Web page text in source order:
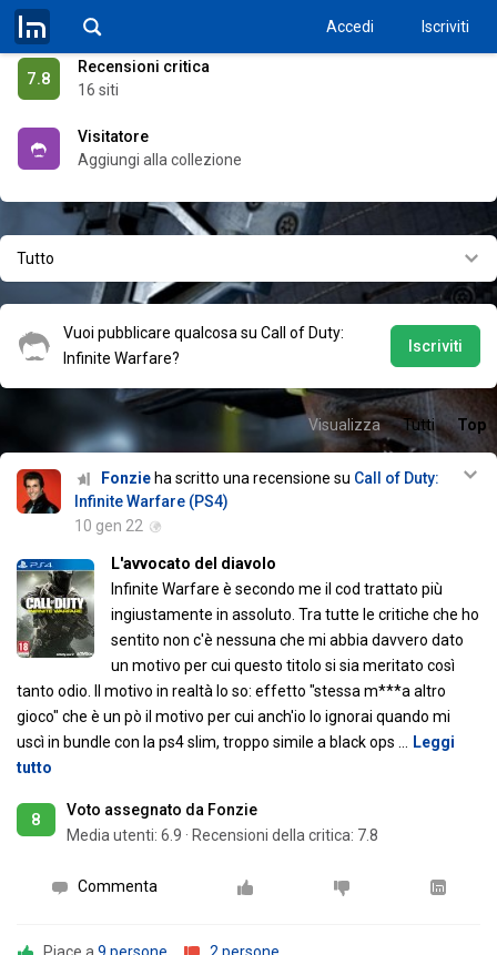
Accedi Iscriviti
6.9
27 utenti
7.8
Recensioni critica
16 siti
Visitatore
Aggiungi alla collezione
Tutto
Vuoi pubblicare qualcosa su Call of Duty:
Infinite Warfare?
Iscriviti
Visualizza Tutti Top
Fonzie ha scritto una recensione su Call of Duty:
Infinite Warfare (PS4)
10 gen 22
L'avvocato del diavolo
Infinite Warfare è secondo me il cod trattato più
ingiustamente in assoluto. Tra tutte le critiche che ho
sentito non c'è nessuna che mi abbia davvero dato
un motivo per cui questo titolo si sia meritato così
tanto odio. Il motivo in realtà lo so: effetto "stessa m***a altro
gioco" che è un pò il motivo per cui anch'io lo ignorai quando mi
uscì in bundle con la ps4 slim, troppo simile a black ops … Leggi
tutto
8
Voto assegnato da Fonzie
Media utenti: 6.9 · Recensioni della critica: 7.8
Commenta